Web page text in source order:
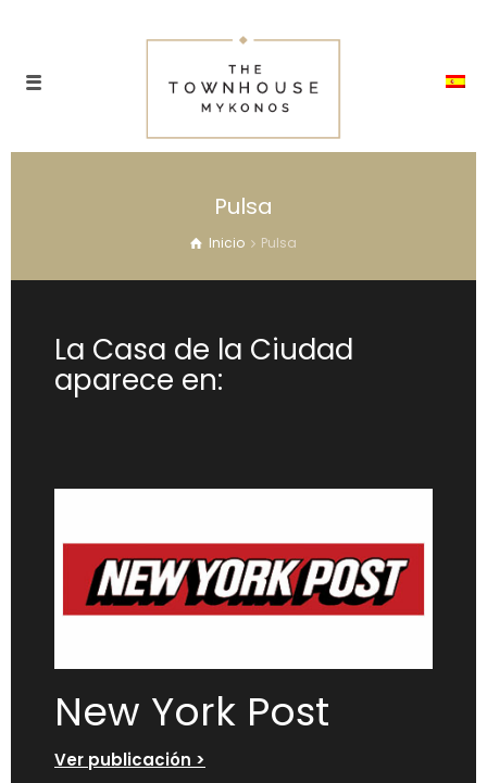
Pulsa
Inicio Pulsa
La Casa de la Ciudad
aparece en:
New York Post
Ver publicación >